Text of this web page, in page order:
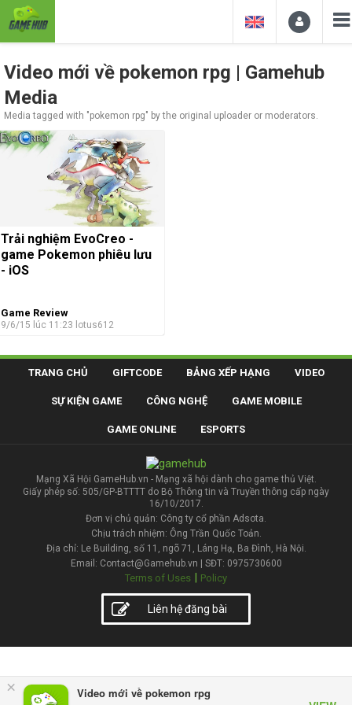
× Video mới về pokemon rpg
Video mới về pokemon rpg | Gamehub
Media
Media tagged with "pokemon rpg" by the original uploader or moderators.
Trải nghiệm EvoCreo -
game Pokemon phiêu lưu
- iOS
Game Review
9/6/15 lúc 11:23 lotus612
TRANG CHỦ GIFTCODE BẢNG XẾP HẠNG VIDEO
SỰ KIỆN GAME CÔNG NGHỆ GAME MOBILE
GAME ONLINE ESPORTS
Mạng Xã Hội GameHub.vn - Mạng xã hội dành cho game thủ Việt.
Giấy phép số: 505/GP-BTTTT do Bộ Thông tin và Truyền thông cấp ngày
16/10/2017.
Đơn vị chủ quản: Công ty cổ phần Adsota.
Chịu trách nhiệm: Ông Trần Quốc Toản.
Địa chỉ: Le Building, số 11, ngõ 71, Láng Hạ, Ba Đình, Hà Nội.
Email: Contact@Gamehub.vn | SĐT: 0975730600
Terms of Uses | Policy
Liên hệ đăng bài